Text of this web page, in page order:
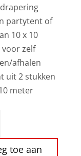
partytent of
10 x 10
voor zelf
afhalen
uit 2 stukken
meter
toe aan